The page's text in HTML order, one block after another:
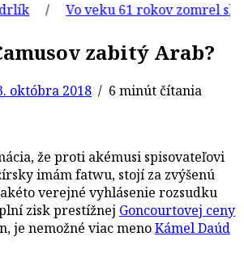
Vo veku 61 rokov zomrel
zabitý Arab?
októbra 2018 / 6 minút čítania
že proti akémusi spisovateľovi
imám fatwu, stojí za zvýšenú
verejné vyhlásenie rozsudku
zisk prestížnej Goncourtovej ceny
je nemožné viac menoKámel Daúd